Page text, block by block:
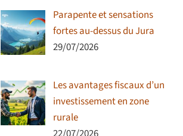
Parapente et sensations
fortes au-dessus du Jura
29/07/2026
Les avantages fiscaux d’un
investissement en zone
rurale